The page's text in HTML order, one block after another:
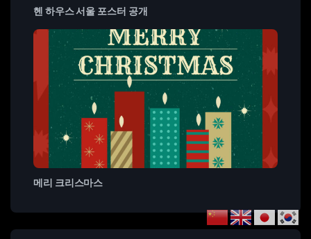
헨 하우스 서울 포스터 공개
메리 크리스마스